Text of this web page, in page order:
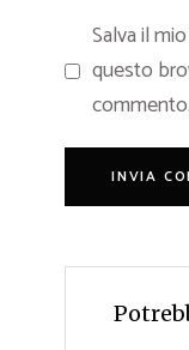
Salva il
questo
commento.